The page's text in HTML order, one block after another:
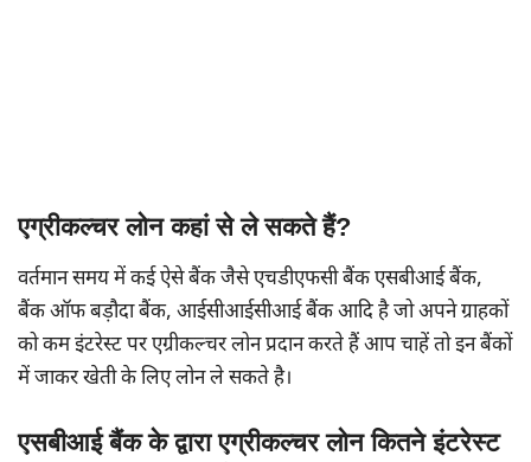
एग्रीकल्चर लोन कहां से ले सकते हैं?
वर्तमान समय में कई ऐसे बैंक जैसे एचडीएफसी बैंक एसबीआई बैंक,
बैंक ऑफ बड़ौदा बैंक, आईसीआईसीआई बैंक आदि है जो अपने ग्राहकों
को कम इंटरेस्ट पर एग्रीकल्चर लोन प्रदान करते हैं आप चाहें तो इन बैंकों
में जाकर खेती के लिए लोन ले सकते है।
एसबीआई बैंक के द्वारा एग्रीकल्चर लोन कितने इंटरेस्ट